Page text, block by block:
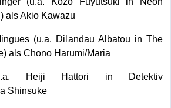
als Akio Kawazu
(u.a. Dilandau Albatou in The
als Chōno Harumi/Maria
Heiji Hattori in Detektiv
Shinsuke